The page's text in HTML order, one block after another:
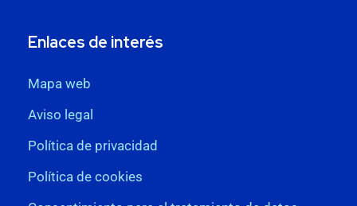
Enlaces de interés
Mapa web
Aviso legal
Política de privacidad
Política de cookies